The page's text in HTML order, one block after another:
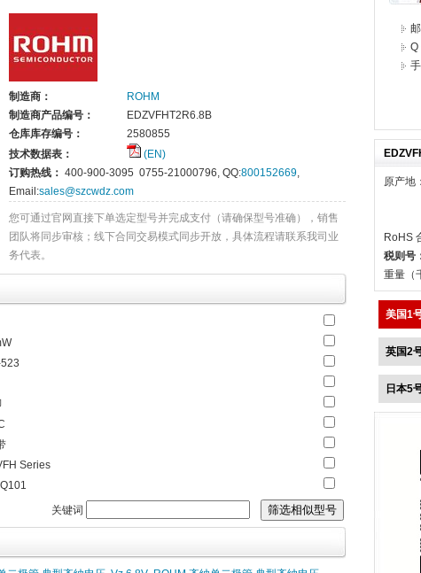
制造商：
ROHM
制造商产品编号：
EDZVFHT2R6.8B
仓库库存编号：
2580855
技术数据表：
(EN)
订购热线： 400-900-3095 0755-21000796, QQ:800152669,
Email:sales@szcwdz.com
您可通过官网直接下单选定型号并完成支付（请确保型号准确），销售
团队将同步审核；线下合同交易模式同步开放，具体流程请联系我司业
务代表。
Series
关键词
Q
原产地：
RoHS
税则号
重量（
美国1
英国2
日本5